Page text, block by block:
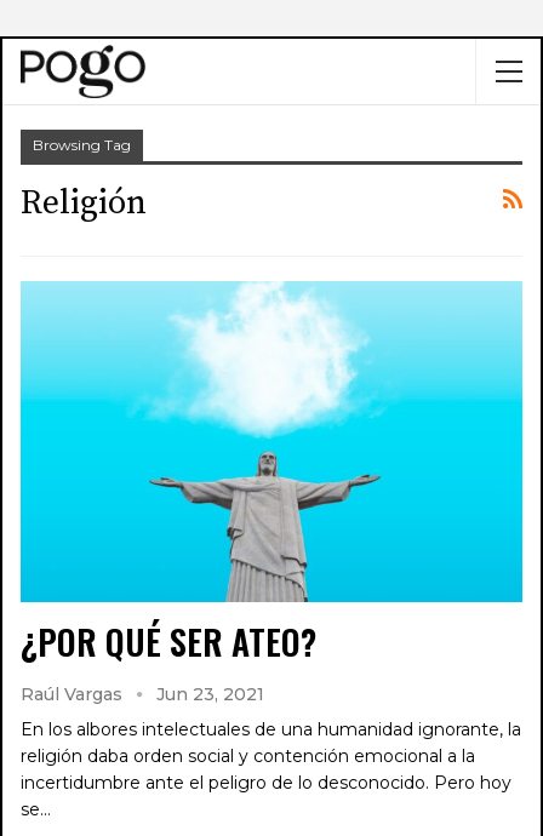
Browsing Tag
Religión
¿POR QUÉ SER ATEO?
Raúl Vargas
Jun 23, 2021
En los albores intelectuales de una humanidad ignorante, la
religión daba orden social y contención emocional a la
incertidumbre ante el peligro de lo desconocido. Pero hoy
se…